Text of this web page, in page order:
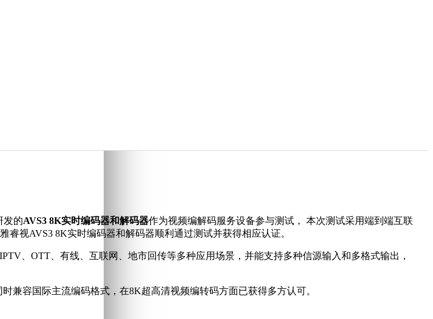
发的AVS3 8K实时编码器和解码器作为视频编解码服务设备参与测试， 本次测试采用端到端互联
视AVS3 8K实时编码器和解码器顺利通过测试并获得相应认证。
、OTT、有线、互联网、地市回传等多种应用场景，并能支持多种信源输入和多格式输出，
兼容国际主流编码格式，在8K超高清视频编转码方面已获得多方认可。